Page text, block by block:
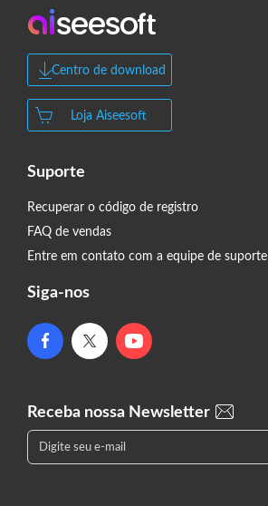
Centro de download
Loja Aiseesoft
Suporte
Recuperar o código de registro
FAQ de vendas
Entre em contato com a equipe de suporte
Siga-nos
Receba nossa Newsletter